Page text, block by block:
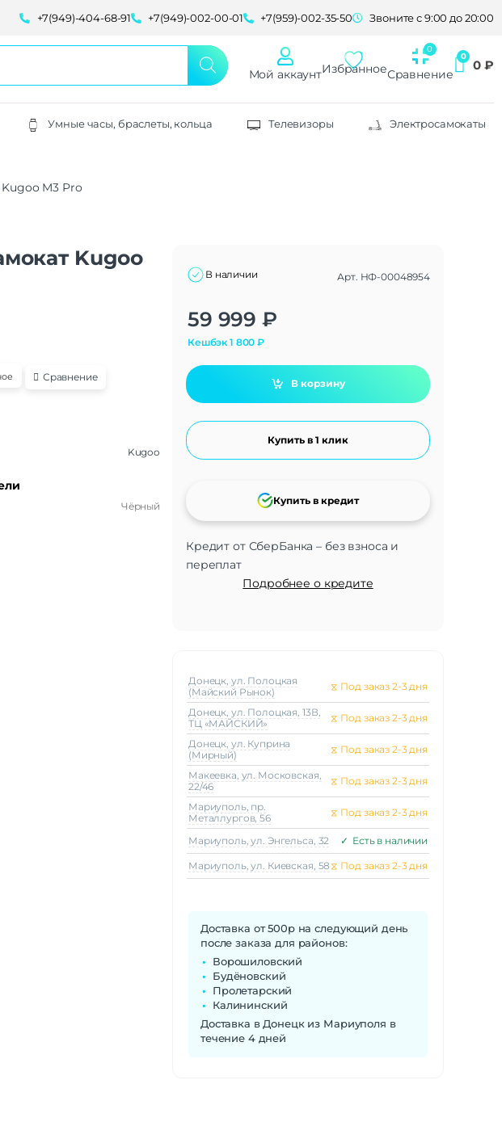
+7(949)-404-68-91 +7(949)-002-00-01 +7(959)-002-35-50 Звоните с 9:00 до 20:00
Мой аккаунтИзбранноеСравнение
0 ₽
Умные часы, браслеты, кольца Телевизоры Электросамокаты
M3 Pro
Kugoo
Сравнение
Kugoo
Чёрный
В наличии Арт. НФ-00048954
59 999 ₽
Кешбэк1 800 ₽
В корзину
Купить в 1 клик
Кредит от СберБанка – без взноса и
переплат
Подробнее о кредите
Купить в кредит
Alternative:
Донецк, ул. Полоцкая
(Майский Рынок)
⧖ Под заказ 2-3 дня
Донецк, ул. Полоцкая, 13В,
ТЦ «МАЙСКИЙ»
⧖ Под заказ 2-3 дня
Донецк, ул. Куприна
(Мирный)
⧖ Под заказ 2-3 дня
Макеeвка, ул. Московская,
22/46
⧖ Под заказ 2-3 дня
Мариуполь, пр.
Металлургов, 56
⧖ Под заказ 2-3 дня
Мариуполь, ул. Энгельса, 32 ✓ Есть в наличии
Мариуполь, ул. Киевская, 58 ⧖ Под заказ 2-3 дня
Доставка от 500р на следующий день
после заказа для районов:
Ворошиловский
Будёновский
Пролетарский
Калининский
Доставка в Донецк из Мариуполя в
течение 4 дней